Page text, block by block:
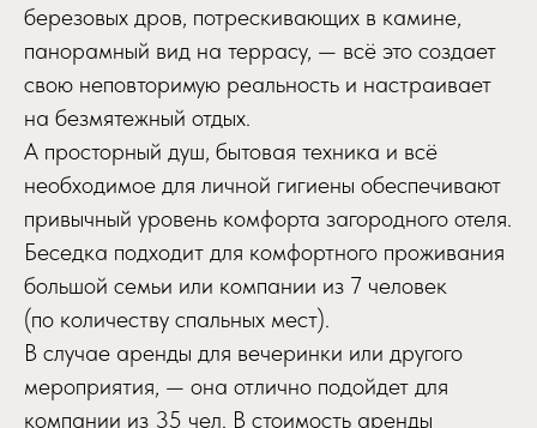
березовых дров, потрескивающих в камине,
панорамный вид на террасу, — всё это создает
свою неповторимую реальность и настраивает
на безмятежный отдых.
А просторный душ, бытовая техника и всё
необходимое для личной гигиены обеспечивают
привычный уровень комфорта загородного отеля.
Беседка подходит для комфортного проживания
большой семьи или компании из 7 человек
(по количеству спальных мест).
В случае аренды для вечеринки или другого
мероприятия, — она отлично подойдет для
компании из 35 чел. В стоимость аренды